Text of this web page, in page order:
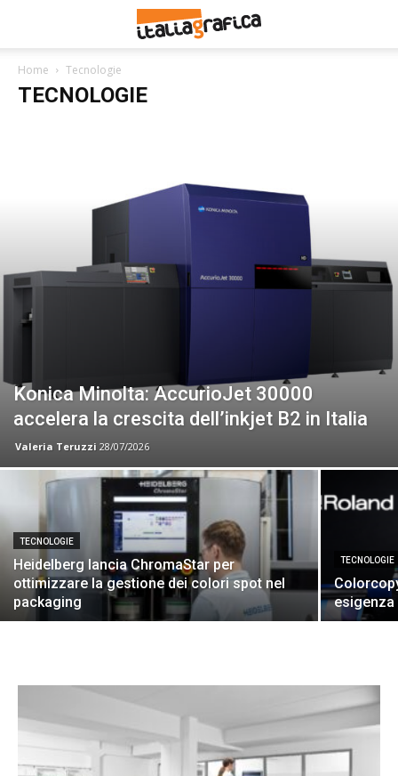
Home Tecnologie
TECNOLOGIE
Konica Minolta: AccurioJet 30000
accelera la crescita dell’inkjet B2 in Italia
Valeria Teruzzi 28/07/2026
TECNOLOGIE
Heidelberg lancia ChromaStar per
ottimizzare la gestione dei colori spot nel
packaging
TECNOLOGIE